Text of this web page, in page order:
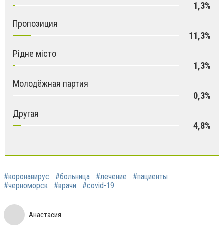
1,3%
Пропозиция
11,3%
Рідне місто
1,3%
Молодёжная партия
0,3%
Другая
4,8%
#коронавирус #больница #лечение
#пациенты
#черноморск
#врачи #covid-19
Анастасия